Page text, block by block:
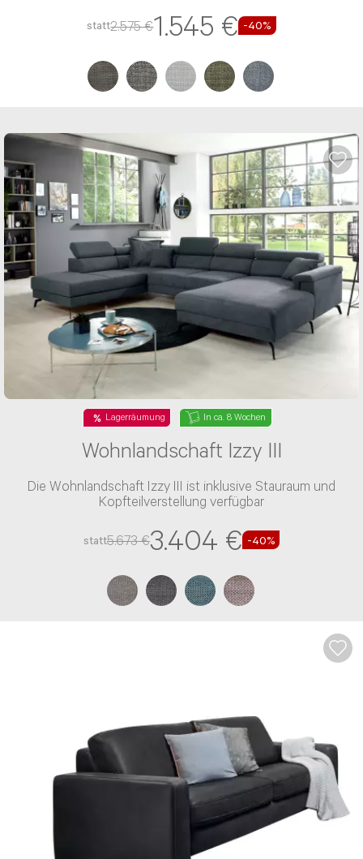
Beratung per E-Mail
Haben Sie noch Fragen? Sie können uns Ihr
statt2.575 €1.545 € -40%
Lagerräumung In ca. 8 Wochen
Wohnlandschaft Izzy III
Die Wohnlandschaft Izzy III ist inklusive Stauraum und
Kopfteilverstellung verfügbar
statt5.673 €3.404 € -40%